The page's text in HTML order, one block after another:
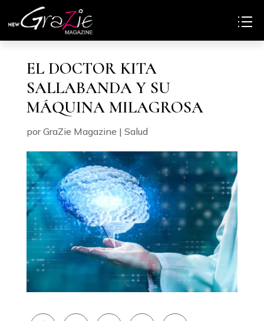
EL DOCTOR KITA
SALLABANDA Y SU
MÁQUINA MILAGROSA
porGraZie Magazine | Salud